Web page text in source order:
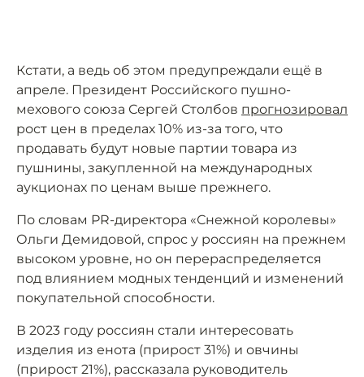
Кстати, а ведь об этом предупреждали ещё в
апреле. Президент Российского пушно-
мехового союза Сергей Столбов прогнозировал
рост цен в пределах 10% из-за того, что
продавать будут новые партии товара из
пушнины, закупленной на международных
аукционах по ценам выше прежнего.
По словам PR-директора «Снежной королевы»
Ольги Демидовой, спрос у россиян на прежнем
высоком уровне, но он перераспределяется
под влиянием модных тенденций и изменений
покупательной способности.
В 2023 году россиян стали интересовать
изделия из енота (прирост 31%) и овчины
(прирост 21%), рассказала руководитель